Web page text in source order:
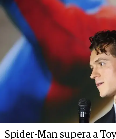
Spider-Man supera a